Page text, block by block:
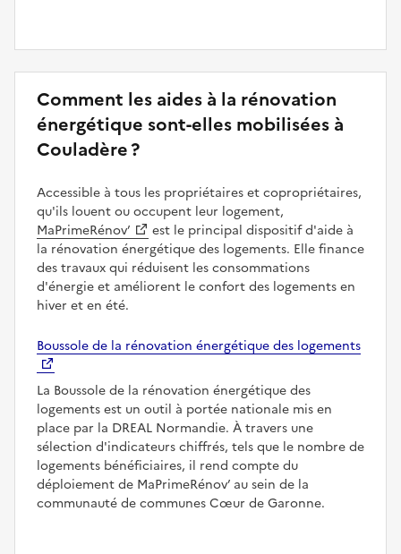
Comment les aides à la rénovation
énergétique sont-elles mobilisées à
Couladère ?
Accessible à tous les propriétaires et copropriétaires,
qu'ils louent ou occupent leur logement,
MaPrimeRénov’
est le principal dispositif d'aide à
la rénovation énergétique des logements. Elle finance
des travaux qui réduisent les consommations
d'énergie et améliorent le confort des logements en
hiver et en été.
Boussole de la rénovation énergétique des logements
La Boussole de la rénovation énergétique des
logements est un outil à portée nationale mis en
place par la DREAL Normandie. À travers une
sélection d'indicateurs chiffrés, tels que le nombre de
logements bénéficiaires, il rend compte du
déploiement de MaPrimeRénov’ au sein de la
communauté de communes Cœur de Garonne.